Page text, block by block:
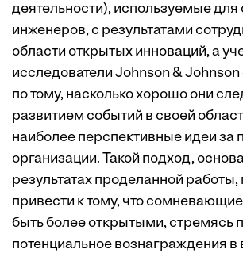
деятельности), используемые для
инженеров, с результатами
области открытых инноваций, а
исследователи Johnson &
по тому, насколько хорошо они
развитием событий в своей
наиболее перспективные идеи за
организации. Такой подход,
результатах проделанной работы,
привести к тому, что
быть более открытыми, стремясь
потенциальное вознаграждения в